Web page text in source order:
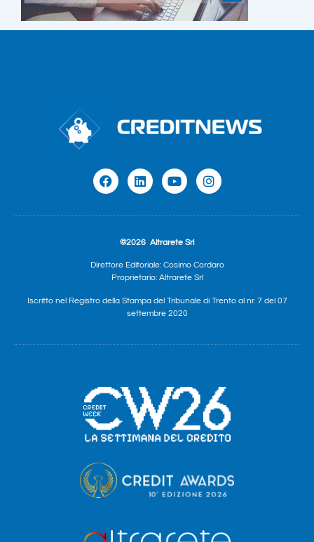
©2026 Altrarete Srl
Direttore Editoriale: Cosimo Cordaro
Proprietario: Altrarete Srl
Iscritto nel Registro della Stampa del Tribunale di Trento al nr. 7 del 07
settembre 2020